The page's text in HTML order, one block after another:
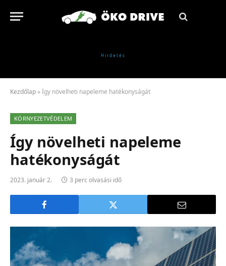
Kezdőlap »Így növelheti napeleme hatékonyságát
KÖRNYEZETVÉDELEM
Így növelheti napeleme
hatékonyságát
2023. január 2. 3 perc olvasási idő